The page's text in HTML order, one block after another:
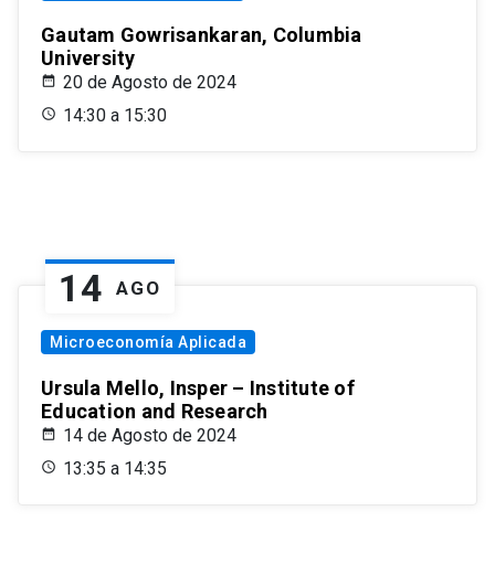
Gautam Gowrisankaran, Columbia
University
20 de Agosto de 2024
14:30 a 15:30
14 AGO
Microeconomía Aplicada
Ursula Mello, Insper – Institute of
Education and Research
14 de Agosto de 2024
13:35 a 14:35